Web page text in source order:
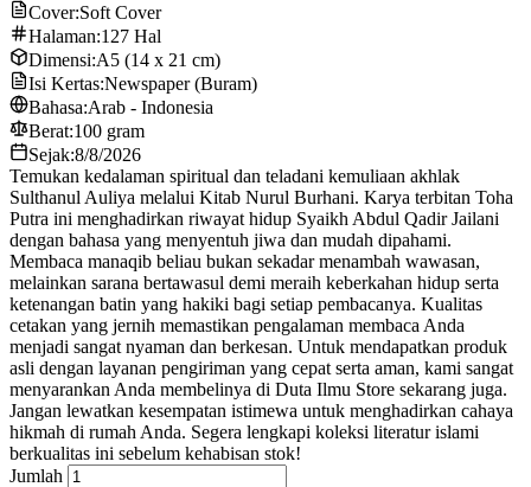
Cover:Soft Cover
Halaman:127 Hal
Dimensi:A5 (14 x 21 cm)
Isi Kertas:Newspaper (Buram)
Bahasa:Arab - Indonesia
Berat:100 gram
Sejak:8/8/2026
Temukan kedalaman spiritual dan teladani kemuliaan akhlak
Sulthanul Auliya melalui Kitab Nurul Burhani. Karya terbitan Toha
Putra ini menghadirkan riwayat hidup Syaikh Abdul Qadir Jailani
dengan bahasa yang menyentuh jiwa dan mudah dipahami.
Membaca manaqib beliau bukan sekadar menambah wawasan,
melainkan sarana bertawasul demi meraih keberkahan hidup serta
ketenangan batin yang hakiki bagi setiap pembacanya. Kualitas
cetakan yang jernih memastikan pengalaman membaca Anda
menjadi sangat nyaman dan berkesan. Untuk mendapatkan produk
asli dengan layanan pengiriman yang cepat serta aman, kami sangat
menyarankan Anda membelinya di Duta Ilmu Store sekarang juga.
Jangan lewatkan kesempatan istimewa untuk menghadirkan cahaya
hikmah di rumah Anda. Segera lengkapi koleksi literatur islami
berkualitas ini sebelum kehabisan stok!
Jumlah